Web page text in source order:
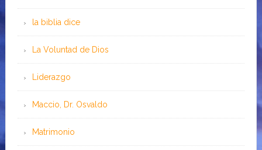
la biblia dice
La Voluntad de Dios
Liderazgo
Maccio, Dr. Osvaldo
Matrimonio